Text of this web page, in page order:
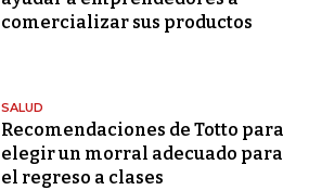
comercializar sus productos
SALUD
Recomendaciones de Totto para
elegir un morral adecuado para
el regreso a clases